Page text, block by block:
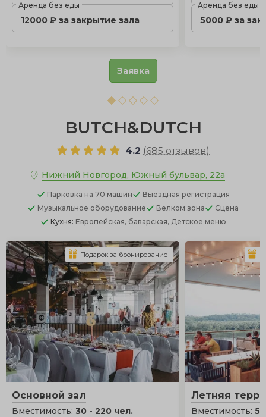
Аренда без еды
12000 ₽ за закрытие зала
Аренда без еды
5000 ₽ за
Заявка
BUTCH&DUTCH
4.2 (685 отзывов)
Нижний Новгород, Южный бульвар, 22а
Парковка на 70 машин
Выездная регистрация
Музыкальное оборудование
Велком зона
Сцена
Кухня: Европейская, баварская, Детское меню
Основной зал
Вместимость: 30 - 220 чел.
Подарок за бронирование
Летняя
Вместимость:5